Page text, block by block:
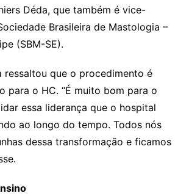
Déda, que também é vice-
Brasileira de Mastologia –
(SBM-SE).
ressaltou que o procedimento é
para o HC. “É muito bom para o
essa liderança que o hospital
ao longo do tempo. Todos nós
dessa transformação e ficamos